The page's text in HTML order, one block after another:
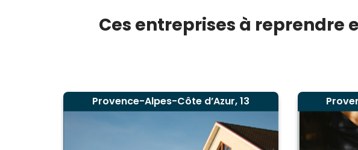
Ces entreprises à reprendre
Provence-Alpes-Côte d’Azur, 13